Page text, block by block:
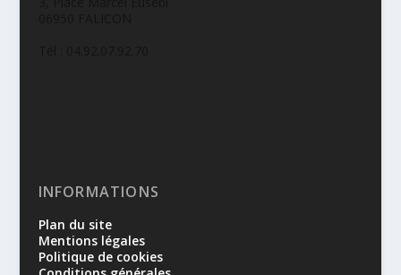
INFORMATIONS
Plan du site
Mentions légales
Politique de cookies